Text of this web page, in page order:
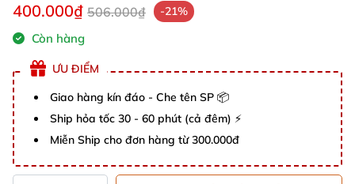
400.000₫ 506.000₫ -21%
Còn hàng
ƯU ĐIỂM
Giao hàng kín đáo - Che tên SP 📦
Ship hỏa tốc 30 - 60 phút (cả đêm) ⚡
Miễn Ship cho đơn hàng từ 300.000đ